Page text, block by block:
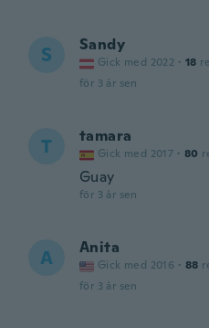
S Sandy
Gick med 2022 · 18
för 3 år sen
T tamara
Gick med 2017 · 80
Guay
för 3 år sen
A Anita
Gick med 2016 · 88
för 3 år sen